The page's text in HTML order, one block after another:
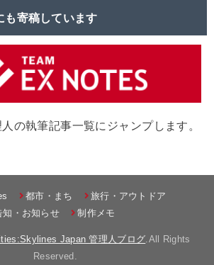
も寄稿しています
の執筆記事一覧にジャンプします。
都市・まち
旅行・アウトドア
知・お知らせ
制作メモ
Japan 管理人ブログ.All Rights
Reserved.